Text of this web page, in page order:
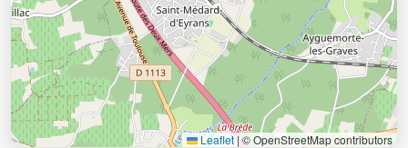
Leaflet |© OpenStreetMap contributors